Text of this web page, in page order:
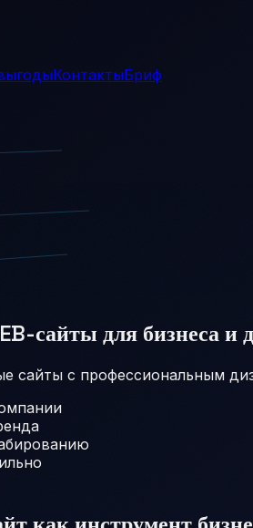
КонтактыБриф
сайты для бизнеса и
сайты с профессиональным